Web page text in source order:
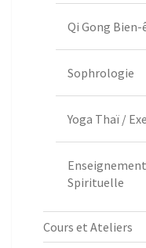
Qi Gong
Sophrologie
Yoga Thaï /
Spirituelle
Cours et Ateliers